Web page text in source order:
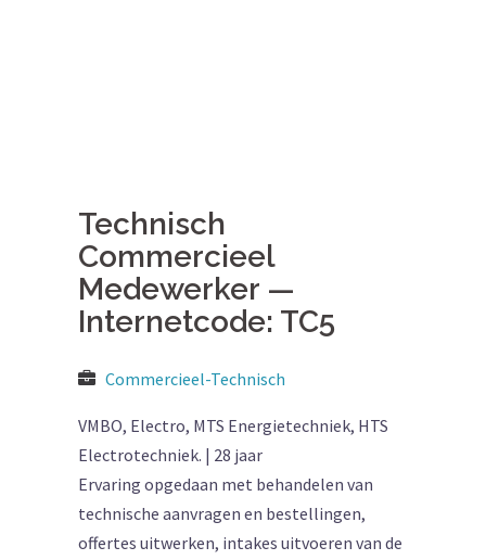
Technisch
Commercieel
Medewerker —
Internetcode: TC5
Commercieel-Technisch
VMBO, Electro, MTS Energietechniek, HTS
Electrotechniek. | 28 jaar
Ervaring opgedaan met behandelen van
technische aanvragen en bestellingen,
offertes uitwerken, intakes uitvoeren van de